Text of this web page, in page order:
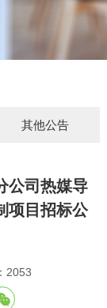
其他公告
公司热媒导
项目招标公
2053